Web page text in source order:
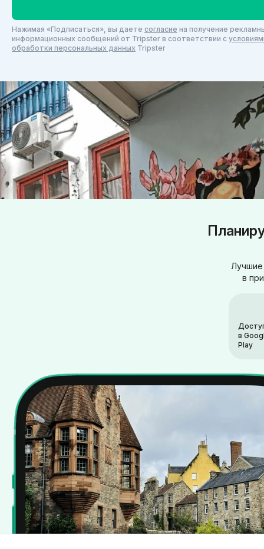
Нажимая «Подписаться», вы даете согласие на получение
информационных сообщений от Tripster в соответствии c
обработки персональных данных Tripster
в
в
Play